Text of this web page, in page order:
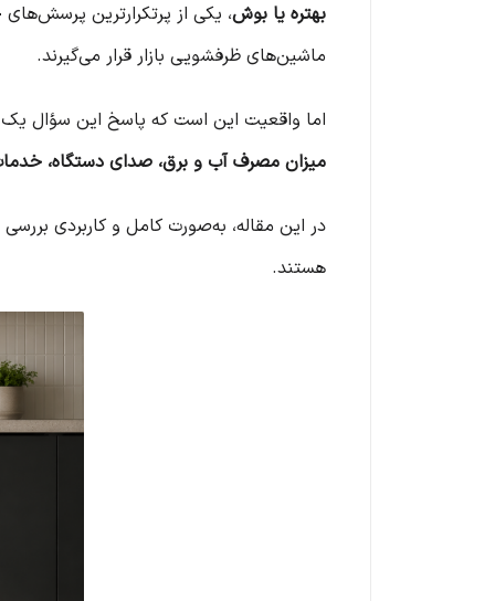
بهتره یا بوش، یکی از پرتکرارترین
ماشین‌های ظرفشویی بازار قرار می‌گیرند.
اما واقعیت این است که پاسخ این سؤال
میزان مصرف آب و برق، صدای دستگاه،
در این مقاله، به‌صورت کامل و کاربردی
هستند.